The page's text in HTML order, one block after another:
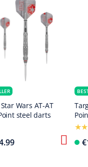
Wars AT-AT
steel darts